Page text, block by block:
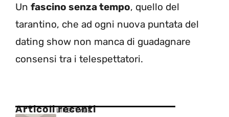
Un fascino senza tempo, quello del
tarantino, che ad ogni nuova puntata del
dating show non manca di guadagnare
consensi tra i telespettatori.
Articoli recenti
LIFESTYLE